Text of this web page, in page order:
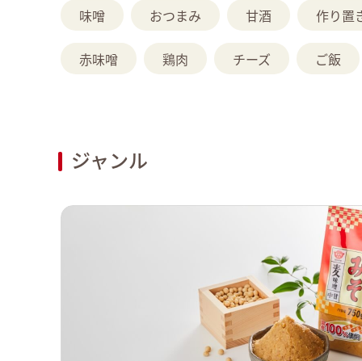
味噌 おつまみ 甘酒 作り置
赤味噌 鶏肉 チーズ ご飯
ジャンル